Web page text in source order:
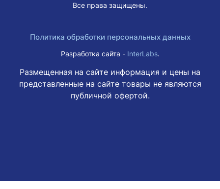
Все права защищены.
Политика обработки персональных данных
Разработка сайта - InterLabs.
Размещенная на сайте информация и цены на
представленные на сайте товары не являются
публичной офертой.